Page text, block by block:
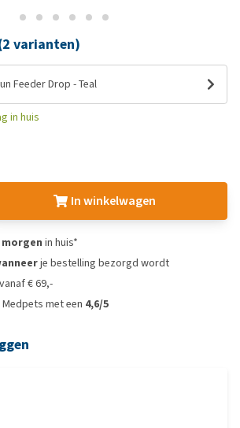
varianten)
Feeder Drop - Teal
in huis
In winkelwagen
morgen in huis*
je bestelling bezorgd wordt
€ 69,-
met een 4,6/5